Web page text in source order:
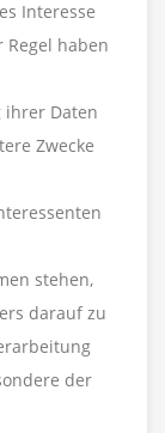
Interesse
haben
ihrer Daten
Zwecke
stehen,
darauf zu
der